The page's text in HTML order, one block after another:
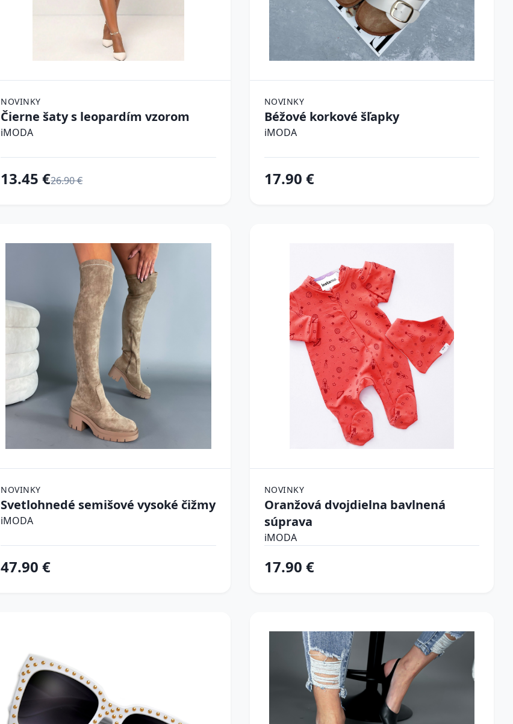
NOVINKY
Čierne šaty s leopardím vzorom
iMODA
13.45 €26.90 €
NOVINKY
Béžové korkové šľapky
iMODA
17.90 €
NOVINKY
Svetlohnedé semišové vysoké čižmy
iMODA
47.90 €
NOVINKY
Oranžová dvojdielna bavlnená
súprava
iMODA
17.90 €